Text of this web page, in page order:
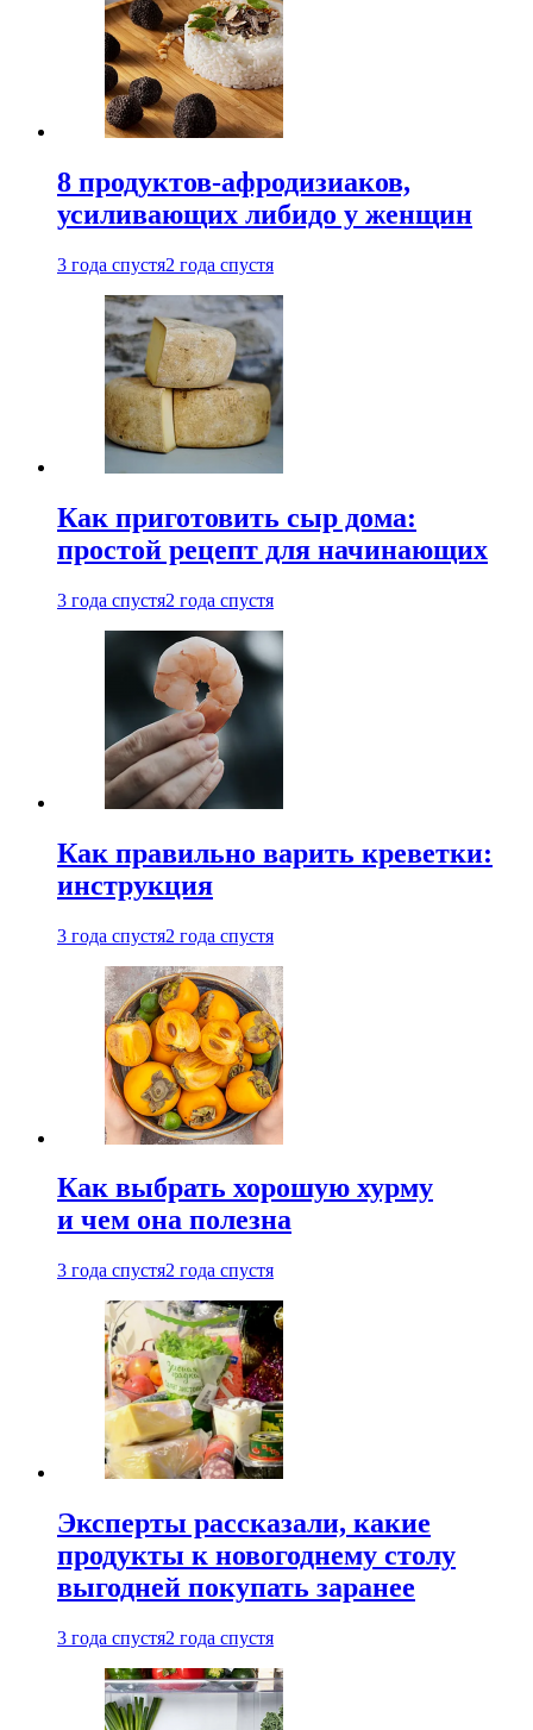
8 продуктов-афродизиаков,
усиливающих либидо у женщин
3 года спустя2 года спустя
Как приготовить сыр дома:
простой рецепт для начинающих
3 года спустя2 года спустя
Как правильно варить креветки:
инструкция
3 года спустя2 года спустя
Как выбрать хорошую хурму
и чем она полезна
3 года спустя2 года спустя
Эксперты рассказали, какие
продукты к новогоднему столу
выгодней покупать заранее
3 года спустя2 года спустя